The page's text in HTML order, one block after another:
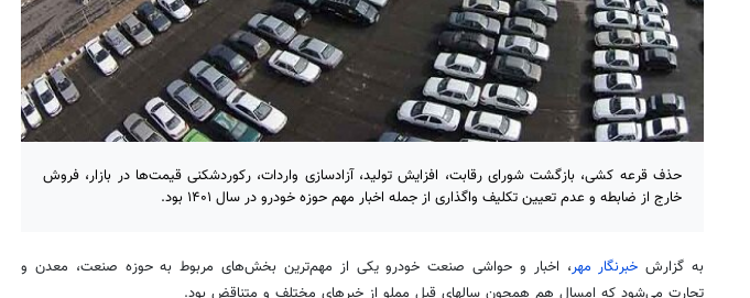
حذف قرعه کشی، بازگشت شورای رقابت، افزایش تولید، آزادسازی واردات، رکوردشکنی قیمت‌ها در بازار، فروش
خارج از ضابطه و عدم تعیین تکلیف واگذاری از جمله اخبار مهم حوزه خودرو در سال ۱۴۰۱ بود.
به گزارشخبرنگار مهر، اخبار و حواشی صنعت خودرو یکی از مهم‌ترین بخش‌های مربوط به حوزه صنعت، معدن و
تجارت می‌شود که امسال هم همچون سالهای قبل مملو از خبرهای مختلف و متناقض بود.